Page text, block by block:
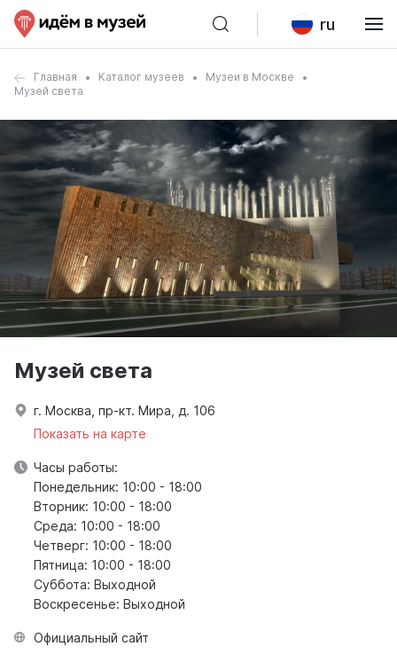
ru
Главная Каталог музеев
Музеи в Москве
Музей света
Музей света
г. Москва, пр-кт. Мира, д. 106
Показать на карте
Часы работы:
Понедельник: 10:00 - 18:00
Вторник: 10:00 - 18:00
Среда: 10:00 - 18:00
Четверг: 10:00 - 18:00
Пятница: 10:00 - 18:00
Суббота: Выходной
Воскресенье: Выходной
Официальный сайт